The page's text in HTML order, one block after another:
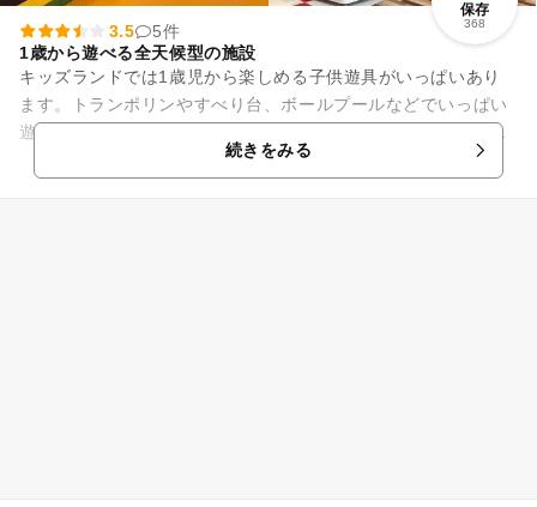
保存
368
3.5
5件
1歳から遊べる全天候型の施設
キッズランドでは1歳児から楽しめる子供遊具がいっぱいあり
ます。トランポリンやすべり台、ボールプールなどでいっぱい
遊んでね。また子供の乗り物やクレーンゲーム、メダルゲーム
など多数ご用意しております。続きをみる